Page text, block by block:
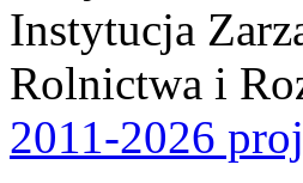
Instytucja
Rolnictwa i
2011-2026